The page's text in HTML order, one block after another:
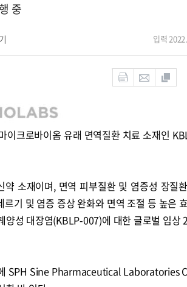
중
입력
이크로바이옴 유래 면역질환 치료 소재인
소재이며, 면역 피부질환 및 염증성 장질
기 및 염증 증상 완화와 면역 조절 등 높은
성 대장염(KBLP-007)에 대한 글로벌 임상
SPH Sine Pharmaceutical Laboratories